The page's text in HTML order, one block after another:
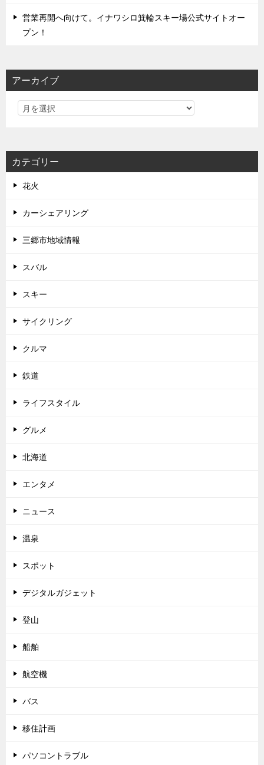
営業再開へ向けて。イナワシロ箕輪スキー場公式サイトオー
プン！
アーカイブ
カテゴリー
花火
カーシェアリング
三郷市地域情報
スバル
スキー
サイクリング
クルマ
鉄道
ライフスタイル
グルメ
北海道
エンタメ
ニュース
温泉
スポット
デジタルガジェット
登山
船舶
航空機
バス
移住計画
パソコントラブル